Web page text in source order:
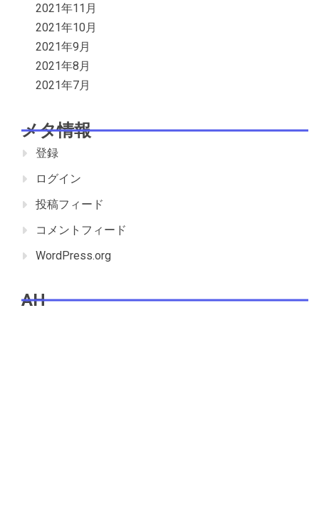
2021年11月
2021年10月
2021年9月
2021年8月
2021年7月
メタ情報
登録
ログイン
投稿フィード
コメントフィード
WordPress.org
AH